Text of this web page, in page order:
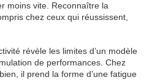
moins vite. Reconnaître la
chez ceux qui réussissent,
révèle les limites d’un modèle
de performances. Chez
il prend la forme d’une fatigue